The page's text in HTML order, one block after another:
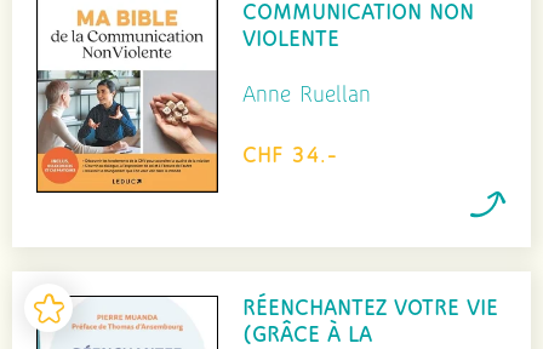
COMMUNICATION NON
VIOLENTE
Anne Ruellan
CHF 34.-
RÉENCHANTEZ VOTRE VIE
(GRÂCE À LA